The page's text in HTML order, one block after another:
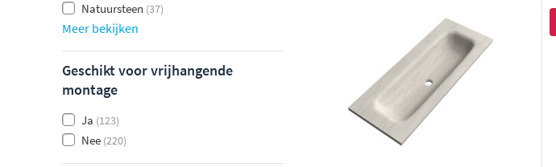
Natuursteen (37)
Meer bekijken
Geschikt voor vrijhangende
montage
Ja (123)
Nee (220)